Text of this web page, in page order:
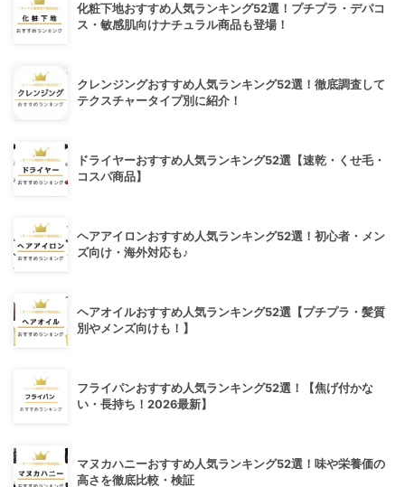
化粧下地おすすめ人気ランキング52選！プチプラ・デパコ
ス・敏感肌向けナチュラル商品も登場！
クレンジングおすすめ人気ランキング52選！徹底調査して
テクスチャータイプ別に紹介！
ドライヤーおすすめ人気ランキング52選【速乾・くせ毛・
コスパ商品】
ヘアアイロンおすすめ人気ランキング52選！初心者・メン
ズ向け・海外対応も♪
ヘアオイルおすすめ人気ランキング52選【プチプラ・髪質
別やメンズ向けも！】
フライパンおすすめ人気ランキング52選！【焦げ付かな
い・長持ち！2026最新】
マヌカハニーおすすめ人気ランキング52選！味や栄養価の
高さを徹底比較・検証